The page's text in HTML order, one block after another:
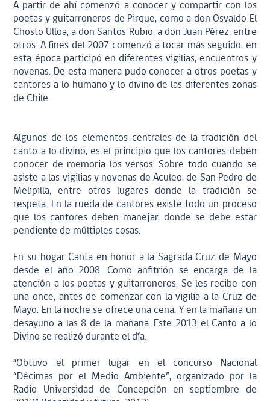
A partir de ahí comenzó a conocer y compartir con los
poetas y guitarroneros de Pirque, como a don Osvaldo El
Chosto Ulloa, a don Santos Rubio, a don Juan Pérez, entre
otros. A fines del 2007 comenzó a tocar más seguido, en
esta época participó en diferentes vigilias, encuentros y
novenas. De esta manera pudo conocer a otros poetas y
cantores a lo humano y lo divino de las diferentes zonas
de Chile.
Algunos de los elementos centrales de la tradición del
canto a lo divino, es el principio que los cantores deben
conocer de memoria los versos. Sobre todo cuando se
asiste a las vigilias y novenas de Aculeo, de San Pedro de
Melipilla, entre otros lugares donde la tradición se
respeta. En la rueda de cantores existe todo un proceso
que los cantores deben manejar, donde se debe estar
pendiente de múltiples cosas.
En su hogar Canta en honor a la Sagrada Cruz de Mayo
desde el año 2008. Como anfitrión se encarga de la
atención a los poetas y guitarroneros. Se les recibe con
una once, antes de comenzar con la vigilia a la Cruz de
Mayo. En la noche se ofrece una cena. Y en la mañana un
desayuno a las 8 de la mañana. Este 2013 el Canto a lo
Divino se realizó durante el día.
“Obtuvo el primer lugar en el concurso Nacional
“Décimas por el Medio Ambiente”, organizado por la
Radio Universidad de Concepción en septiembre de